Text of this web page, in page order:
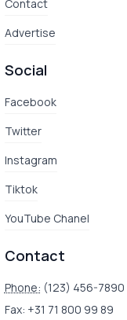
Contact
Advertise
Social
Facebook
Twitter
Instagram
Tiktok
YouTube Chanel
Contact
Phone: (123) 456-7890
Fax: +31 71 800 99 89